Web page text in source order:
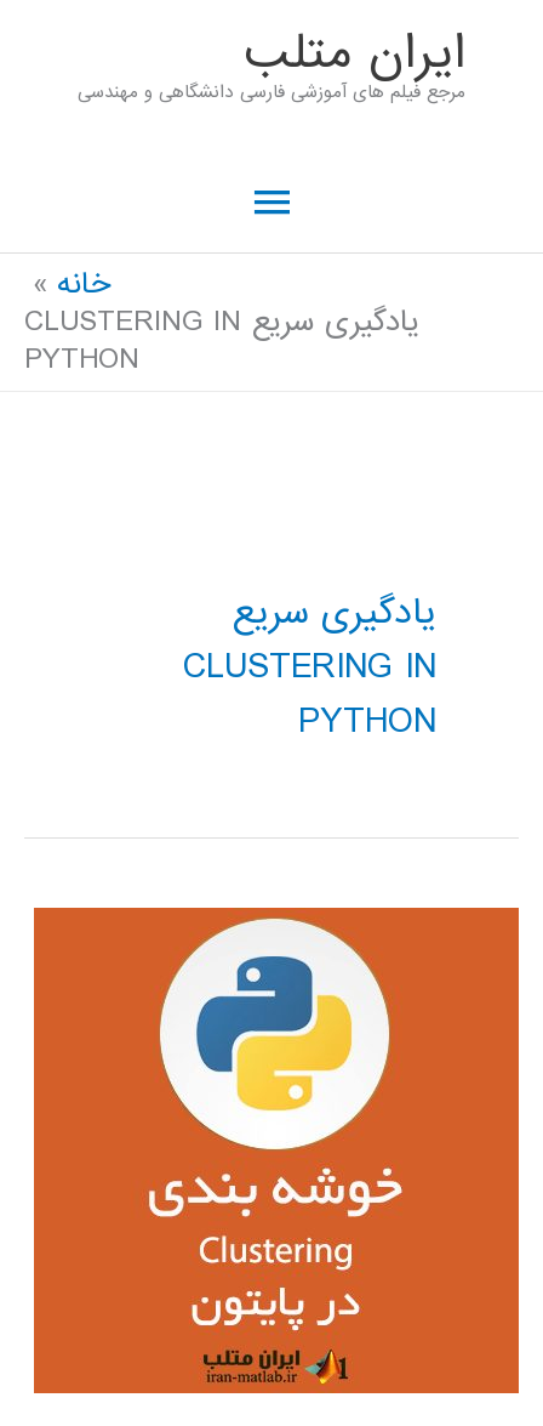
ايران متلب
مرجع فیلم های آموزشی فارسی دانشگاهی و مهندسی
فهرست
خانه
یادگیری سریع CLUSTERING IN
PYTHON
یادگیری سریع
CLUSTERING IN
PYTHON